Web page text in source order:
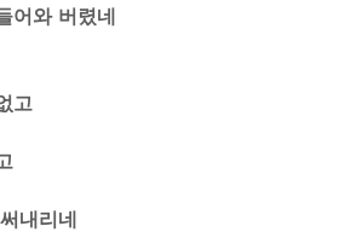
어와 버렸네
고
내리네